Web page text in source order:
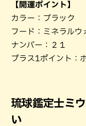
【開運ポイント】
カラー：ブラック
フード：ミネラルウ
ナンバー：２１
プラス1ポイント：
琉球鑑定士ミ
い